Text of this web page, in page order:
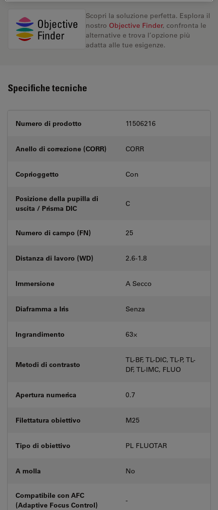
Scopri la soluzione perfetta. Esplora il
nostro Objective Finder, confronta le
alternative e trova l’opzione più
adatta alle tue esigenze.
Specifiche tecniche
Numero di prodotto 11506216
Anello di correzione (CORR) CORR
Coprioggetto Con
Posizione della pupilla di
uscita / Prisma DIC
C
Numero di campo (FN) 25
Distanza di lavoro (WD) 2.6-1.8
Immersione A Secco
Diaframma a Iris Senza
Ingrandimento 63⨉
Metodi di contrasto
TL-BF, TL-DIC, TL-P, TL-
DF, TL-IMC, FLUO
Apertura numerica 0.7
Filettatura obiettivo M25
Tipo di obiettivo PL FLUOTAR
A molla No
Compatibile con AFC
(Adaptive Focus Control)
-